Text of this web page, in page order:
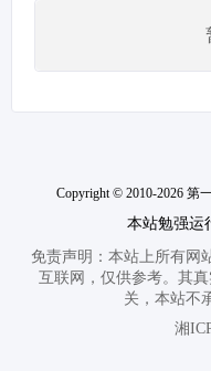
Copyright © 2010-2026 第
本站勉强运
免责声明：本站上所有网
互联网，仅供参考。其
关，本站不
湘